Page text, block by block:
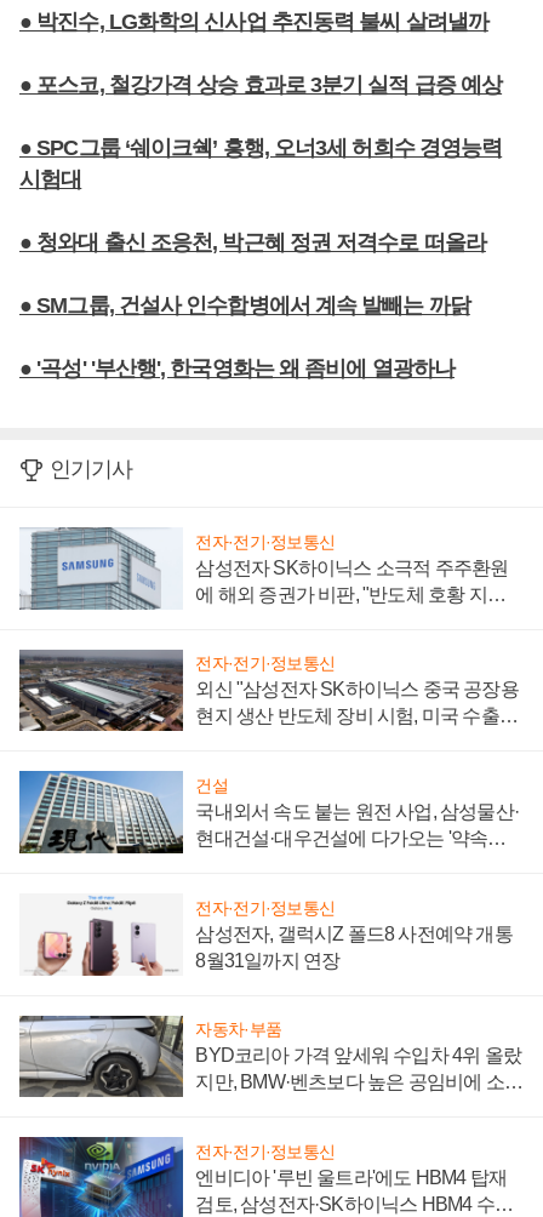
● 박진수, LG화학의 신사업 추진동력 불씨 살려낼까
● 포스코, 철강가격 상승 효과로 3분기 실적 급증 예상
● SPC그룹 ‘쉐이크쉑’ 흥행, 오너3세 허희수 경영능력
시험대
● 청와대 출신 조응천, 박근혜 정권 저격수로 떠올라
● SM그룹, 건설사 인수합병에서 계속 발빼는 까닭
● '곡성' '부산행', 한국영화는 왜 좀비에 열광하나
인기기사
전자·전기·정보통신
삼성전자 SK하이닉스 소극적 주주환원
에 해외 증권가 비판, "반도체 호황 지속
전자·전기·정보통신
외신 "삼성전자 SK하이닉스 중국 공장용
현지 생산 반도체 장비 시험, 미국 수출통
건설
국내외서 속도 붙는 원전 사업, 삼성물산·
현대건설·대우건설에 다가오는 '약속의
전자·전기·정보통신
삼성전자, 갤럭시Z 폴드8 사전예약 개통
8월31일까지 연장
자동차·부품
BYD코리아 가격 앞세워 수입차 4위 올랐
지만, BMW·벤츠보다 높은 공임비에 소비
전자·전기·정보통신
엔비디아 '루빈 울트라'에도 HBM4 탑재
검토, 삼성전자·SK하이닉스 HBM4 수율